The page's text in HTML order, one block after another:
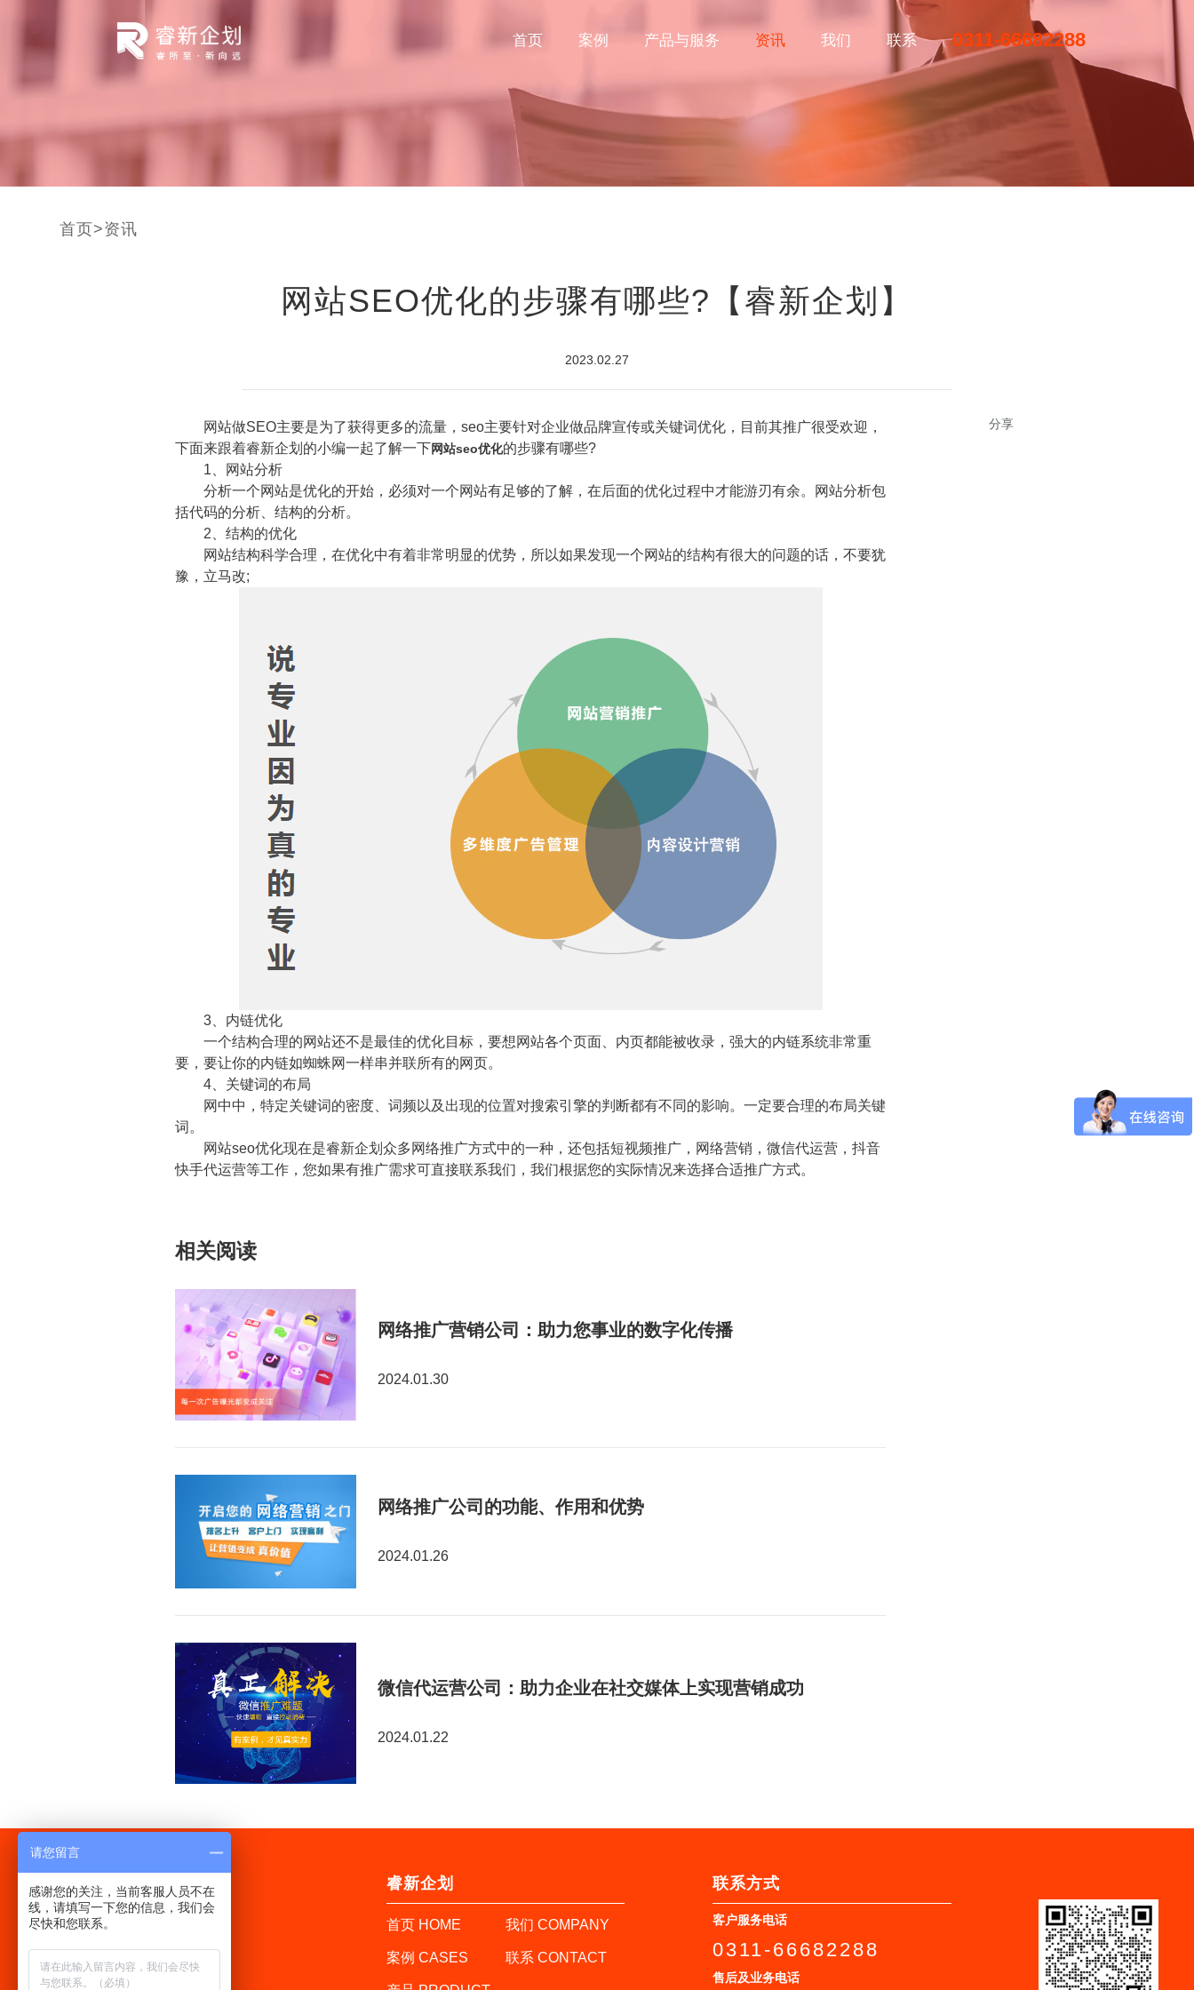
首页 案例 产品与服务 资讯 我们 联系 0311-66682288
首页>资讯
网站SEO优化的步骤有哪些?【睿新企划】
2023.02.27
网站做SEO主要是为了获得更多的流量，seo主要针对企业做品牌宣传或关键词优化，目前其推广很受欢迎，
下面来跟着睿新企划的小编一起了解一下网站seo优化的步骤有哪些?
1、网站分析
分析一个网站是优化的开始，必须对一个网站有足够的了解，在后面的优化过程中才能游刃有余。网站分析包
括代码的分析、结构的分析。
2、结构的优化
网站结构科学合理，在优化中有着非常明显的优势，所以如果发现一个网站的结构有很大的问题的话，不要犹
豫，立马改;
3、内链优化
一个结构合理的网站还不是最佳的优化目标，要想网站各个页面、内页都能被收录，强大的内链系统非常重
要，要让你的内链如蜘蛛网一样串并联所有的网页。
4、关键词的布局
网中中，特定关键词的密度、词频以及出现的位置对搜索引擎的判断都有不同的影响。一定要合理的布局关键
词。
网站seo优化现在是睿新企划众多网络推广方式中的一种，还包括短视频推广，网络营销，微信代运营，抖音
快手代运营等工作，您如果有推广需求可直接联系我们，我们根据您的实际情况来选择合适推广方式。
相关阅读
网络推广营销公司：助力您事业的数字化传播
2024.01.30
网络推广公司的功能、作用和优势
2024.01.26
微信代运营公司：助力企业在社交媒体上实现营销成功
2024.01.22
分享
睿新企划
首页 HOME 我们 COMPANY
案例 CASES 联系 CONTACT
联系方式
客户服务电话
0311-66682288
售后及业务电话
请您留言
感谢您的关注，当前客服人员不在
线，请填写一下您的信息，我们会
尽快和您联系。